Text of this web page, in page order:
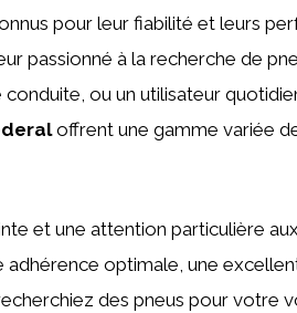
pour leur fiabilité et leurs
passionné à la recherche de
ou un utilisateur
offrent une gamme variée
et une attention particulière
adhérence optimale, une
des pneus pour votre